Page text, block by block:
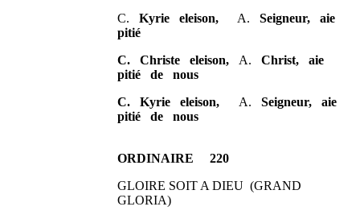
C.Kyrie eleison, A.
Seigneur, aie
pitié
C. Christe eleison,
A.Christ, aie
pitié de nous
C. Kyrie eleison, A.
Seigneur, aie
pitié de nous
ORDINAIRE 220
GLOIRE SOIT A DIEU (GRAND
GLORIA)